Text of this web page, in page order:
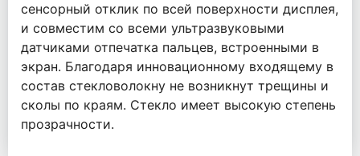
сенсорный отклик по всей поверхности дисплея,
и совместим со всеми ультразвуковыми
датчиками отпечатка пальцев, встроенными в
экран. Благодаря инновационному входящему в
состав стекловолокну не возникнут трещины и
сколы по краям. Стекло имеет высокую степень
прозрачности.